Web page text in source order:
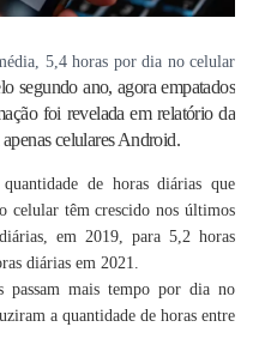
5,4 horas por dia no celular
segundo ano, agora empatados
foi revelada em relatório da
celulares Android.
quantidade de horas diárias que
celular têm crescido nos últimos
em 2019, para 5,2 horas
diárias em 2021.
passam mais tempo por dia no
a quantidade de horas entre